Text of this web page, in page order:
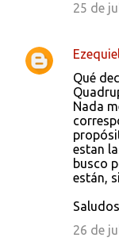
25 de
Qué
Nada
estan
busco
están,
26 de